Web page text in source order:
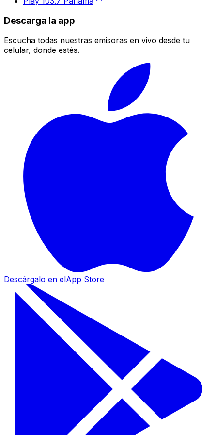
Descarga la app
Escucha todas nuestras emisoras en vivo desde tu
celular, donde estés.
Descárgalo en elApp Store